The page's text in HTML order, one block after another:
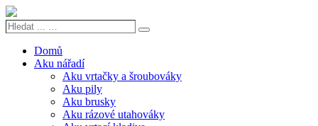
Hledat
Search
Domů
Aku nářadí
Aku vrtačky a šroubováky
Aku pily
Aku brusky
Aku rázové utahováky